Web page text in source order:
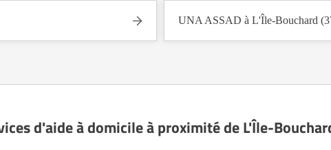
UNA ASSAD à L'Île-Bouchard
d'aide à domicile à proximité de L'Île-